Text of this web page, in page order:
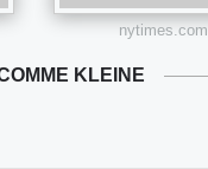
nytimes.com
KLEINE